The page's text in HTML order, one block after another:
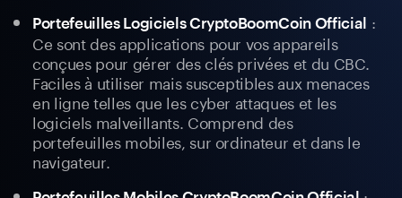
Portefeuilles Logiciels CryptoBoomCoin Official :
Ce sont des applications pour vos appareils
conçues pour gérer des clés privées et du CBC.
Faciles à utiliser mais susceptibles aux menaces
en ligne telles que les cyber attaques et les
logiciels malveillants. Comprend des
portefeuilles mobiles, sur ordinateur et dans le
navigateur.